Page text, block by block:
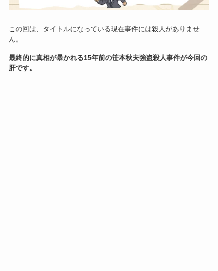
この回は、タイトルになっている現在事件には殺人がありませ
ん。
最終的に真相が暴かれる15年前の笹本秋夫強盗殺人事件が今回の
肝です。